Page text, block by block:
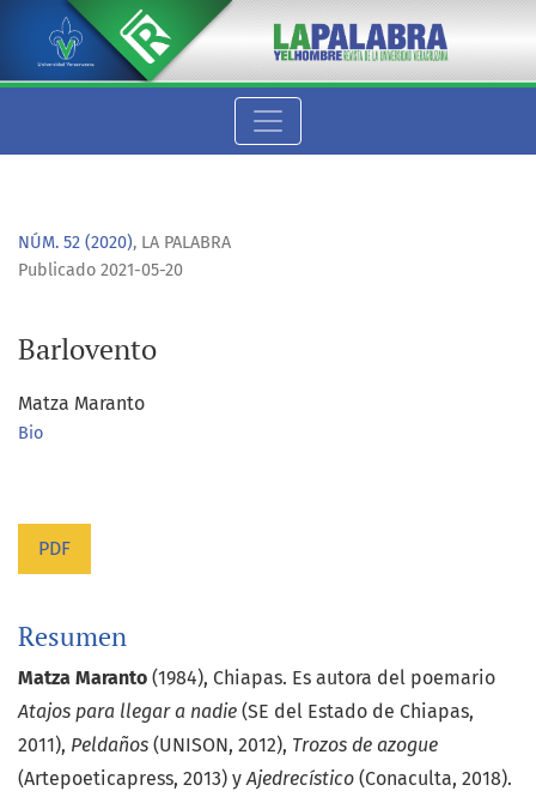
Barlovento
NÚM. 52 (2020), LA PALABRA
Barlovento
Publicado 2021-05-20
Matza Maranto
Bio
PDF
Resumen
Matza Maranto (1984), Chiapas. Es autora del poemario
Atajos para llegar a nadie (SE del Estado de Chiapas,
2011), Peldaños (UNISON, 2012), Trozos de azogue
(Artepoeticapress, 2013) yAjedrecístico (Conaculta, 2018).